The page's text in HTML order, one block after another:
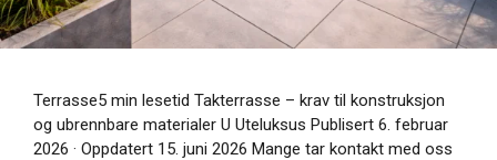
Terrasse5 min lesetid Takterrasse – krav til konstruksjon
og ubrennbare materialer U Uteluksus Publisert 6. februar
2026 · Oppdatert 15. juni 2026 Mange tar kontakt med oss